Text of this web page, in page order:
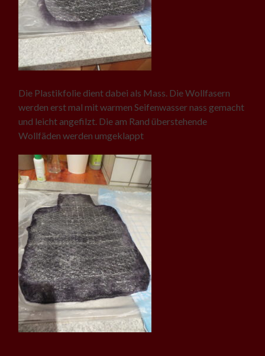
Die Plastikfolie dient dabei als Mass. Die Wollfasern
werden erst mal mit warmen Seifenwasser nass gemacht
und leicht angefilzt. Die am Rand überstehende
Wollfäden werden umgeklappt